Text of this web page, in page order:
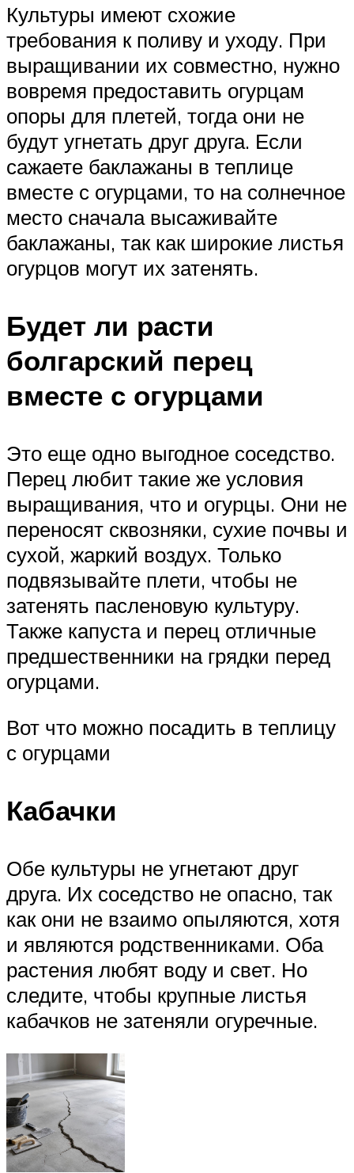
Культуры имеют схожие
требования к поливу и уходу. При
выращивании их совместно, нужно
вовремя предоставить огурцам
опоры для плетей, тогда они не
будут угнетать друг друга. Если
сажаете баклажаны в теплице
вместе с огурцами, то на солнечное
место сначала высаживайте
баклажаны, так как широкие листья
огурцов могут их затенять.
Будет ли расти
болгарский перец
вместе с огурцами
Это еще одно выгодное соседство.
Перец любит такие же условия
выращивания, что и огурцы. Они не
переносят сквозняки, сухие почвы и
сухой, жаркий воздух. Только
подвязывайте плети, чтобы не
затенять пасленовую культуру.
Также капуста и перец отличные
предшественники на грядки перед
огурцами.
Вот что можно посадить в теплицу
с огурцами
Кабачки
Обе культуры не угнетают друг
друга. Их соседство не опасно, так
как они не взаимо опыляются, хотя
и являются родственниками. Оба
растения любят воду и свет. Но
следите, чтобы крупные листья
кабачков не затеняли огуречные.